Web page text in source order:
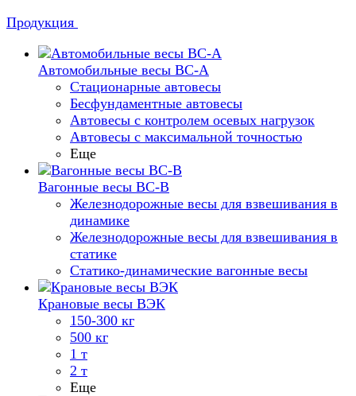
Продукция
Автомобильные весы ВС-А
Стационарные автовесы
Бесфундаментные автовесы
Автовесы с контролем осевых нагрузок
Автовесы с максимальной точностью
Еще
Вагонные весы ВС-В
Железнодорожные весы для взвешивания в
динамике
Железнодорожные весы для взвешивания в
статике
Статико-динамические вагонные весы
Крановые весы ВЭК
150-300 кг
500 кг
1 т
2 т
Еще